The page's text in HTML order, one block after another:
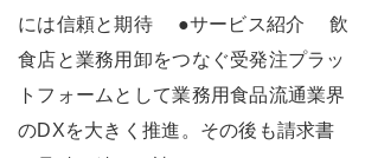
には信頼と期待 ●サービス紹介 飲
食店と業務用卸をつなぐ受発注プラッ
トフォームとして業務用食品流通業界
のDXを大きく推進。その後も請求書